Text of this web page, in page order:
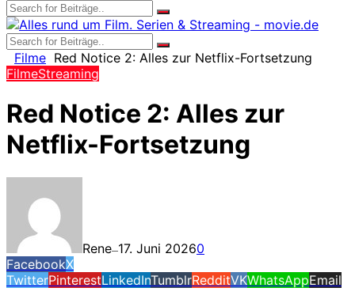
Filme Red Notice 2: Alles zur Netflix-Fortsetzung
FilmeStreaming
Red Notice 2: Alles zur
Netflix-Fortsetzung
Rene—17. Juni 20260
FacebookX
TwitterPinterestLinkedInTumblrRedditVKWhatsAppEmail